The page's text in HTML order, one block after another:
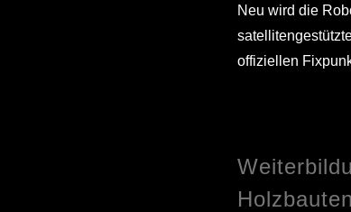
Neu wird die
offiziellen
Holzbauten